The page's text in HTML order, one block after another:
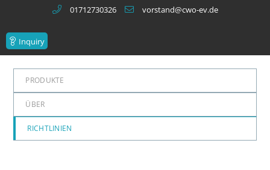
01712730326
vorstand@cwo-ev.de
Inquiry
PRODUKTE
ÜBER
RICHTLINIEN